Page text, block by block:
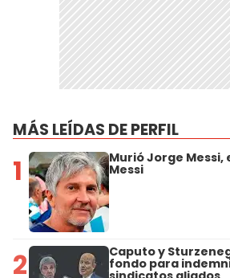
MÁS LEÍDAS DE PERFIL
1 Murió Jorge Messi,
Messi
2 Caputo y
fondo para